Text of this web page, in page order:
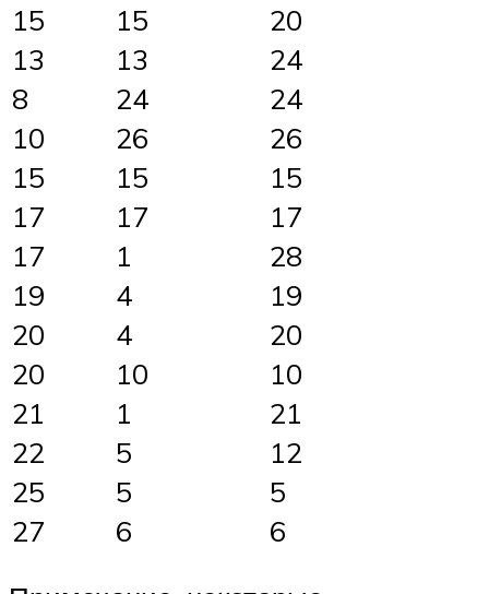
15
15
20
13
13
24
8
24
24
10
26
26
15
15
15
17
17
17
17
1
28
19
4
19
20
4
20
20
10
10
21
1
21
22
5
12
25
5
5
27
6
6